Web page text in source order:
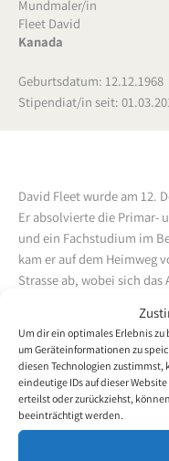
Um dir ein optimales Erlebnis
um Geräteinformationen zu
diesen Technologien zustimmst,
eindeutige IDs auf dieser
erteilst oder zurückziehst,
beeinträchtigt werden.
Mundmaler/in
Fleet David
Kanada
Geburtsdatum: 12.12.1968
Stipendiat/in seit:
David Fleet wurde am 12.
Er absolvierte die Primar-
und ein Fachstudium im
kam er auf dem Heimweg
Strasse ab, wobei sich
sämtlichen Gliedmassen
verbrachte daraufhin 1 ½
wo er auf Vorschlag
den Weg der Mundmalerei
erweiteren besuchte er
Readaption"